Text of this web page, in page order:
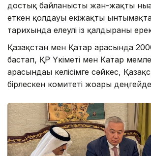
достық байланысты жан-жақты
еткен қолдауы екіжақты
тарихында елеулі із қалдырғаны
Қазақстан мен Қатар арасында
бастап, ҚР Үкіметі мен Катар
арасындағы келісімге сәйкес,
бірлескен комитеті жоғары